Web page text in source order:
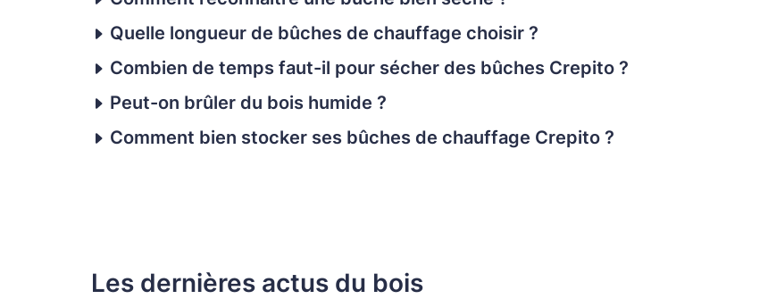
Quelle longueur de bûches de chauffage choisir ?
Combien de temps faut-il pour sécher des bûches Crepito ?
Peut-on brûler du bois humide ?
Comment bien stocker ses bûches de chauffage Crepito ?
Les dernières actus du bois